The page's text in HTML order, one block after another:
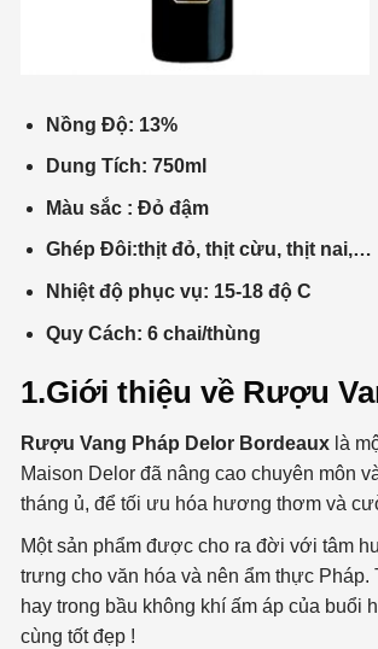
Nồng Độ: 13%
Dung Tích: 750ml
Màu sắc : Đỏ đậm
Ghép Đôi:thịt đỏ, thịt cừu, thịt nai,…
Nhiệt độ phục vụ: 15-18 độ C
Quy Cách: 6 chai/thùng
1.Giới thiệu về Rượu
Rượu Vang Pháp Delor Bordeaux là
Maison Delor đã nâng cao chuyên môn
tháng ủ, để tối ưu hóa hương thơm và
Một sản phẩm được cho ra đời với tâm
trưng cho văn hóa và nên ẩm thực
hay trong bầu không khí ấm áp của buổi
cùng tốt đẹp !